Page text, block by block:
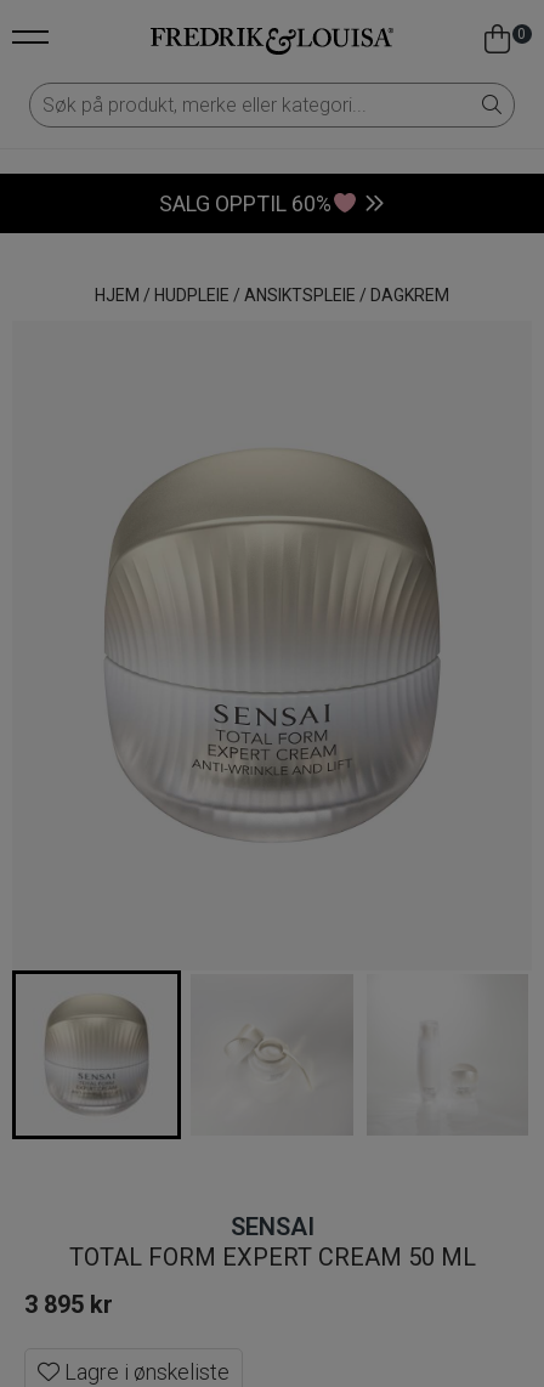
0
SALG OPPTIL 60%
HJEM / HUDPLEIE / ANSIKTSPLEIE / DAGKREM
SENSAI
TOTAL FORM EXPERT CREAM 50 ML
3 895 kr
Lagre i ønskeliste